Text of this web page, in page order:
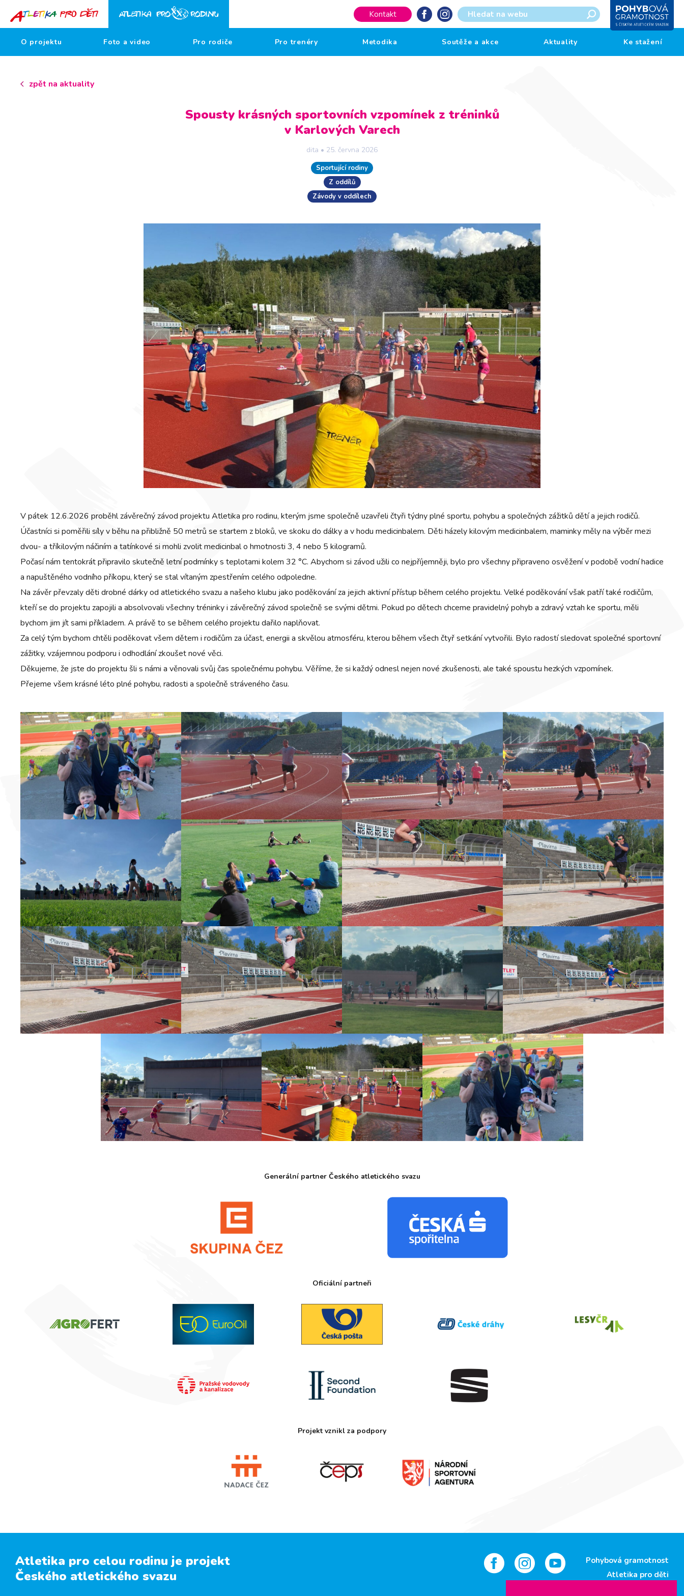
Kontakt
O projektu Foto a video Pro rodiče Pro trenéry Metodika Soutěže a akce Aktuality Ke stažení
zpět na aktuality
Spousty krásných sportovních vzpomínek z tréninků
v Karlových Varech
dita • 25. června 2026
Sportující rodiny
Z oddílů
Závody v oddílech
V pátek 12.6.2026 proběhl závěrečný závod projektu Atletika pro rodinu, kterým jsme společně uzavřeli čtyři týdny plné sportu, pohybu a společných zážitků dětí a jejich rodičů.
Účastníci si poměřili síly v běhu na přibližně 50 metrů se startem z bloků, ve skoku do dálky a v hodu medicinbalem. Děti házely kilovým medicinbalem, maminky měly na výběr mezi
dvou- a tříkilovým náčiním a tatínkové si mohli zvolit medicinbal o hmotnosti 3, 4 nebo 5 kilogramů.
Počasí nám tentokrát připravilo skutečně letní podmínky s teplotami kolem 32 °C. Abychom si závod užili co nejpříjemněji, bylo pro všechny připraveno osvěžení v podobě vodní hadice
a napuštěného vodního příkopu, který se stal vítaným zpestřením celého odpoledne.
Na závěr převzaly děti drobné dárky od atletického svazu a našeho klubu jako poděkování za jejich aktivní přístup během celého projektu. Velké poděkování však patří také rodičům,
kteří se do projektu zapojili a absolvovali všechny tréninky i závěrečný závod společně se svými dětmi. Pokud po dětech chceme pravidelný pohyb a zdravý vztah ke sportu, měli
bychom jim jít sami příkladem. A právě to se během celého projektu dařilo naplňovat.
Za celý tým bychom chtěli poděkovat všem dětem i rodičům za účast, energii a skvělou atmosféru, kterou během všech čtyř setkání vytvořili. Bylo radostí sledovat společné sportovní
zážitky, vzájemnou podporu i odhodlání zkoušet nové věci.
Děkujeme, že jste do projektu šli s námi a věnovali svůj čas společnému pohybu. Věříme, že si každý odnesl nejen nové zkušenosti, ale také spoustu hezkých vzpomínek.
Přejeme všem krásné léto plné pohybu, radosti a společně stráveného času.
Generální partner Českého atletického svazu
Oficiální partneři
Projekt vznikl za podpory
Atletika pro celou rodinu je projekt
Českého atletického svazu
Pohybová gramotnost
Atletika pro děti